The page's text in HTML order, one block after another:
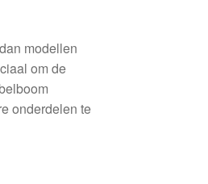
modellen
om de
onderdelen te